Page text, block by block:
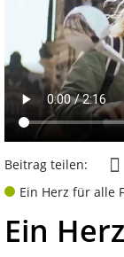
Beitrag teilen:
Ein Herz für alle
Ein